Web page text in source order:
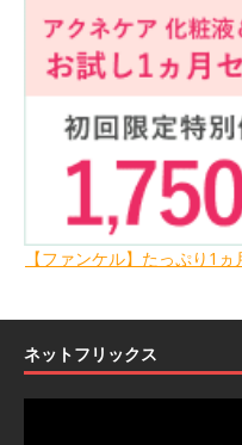
【ファンケル】たっぷり1
ネットフリックス